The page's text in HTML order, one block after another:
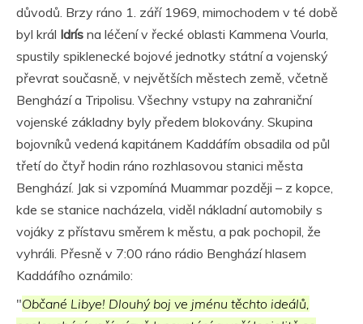
důvodů. Brzy ráno 1. září 1969, mimochodem v té době
byl král Idrís na léčení v řecké oblasti Kammena Vourla,
spustily spiklenecké bojové jednotky státní a vojenský
převrat současně, v největších městech země, včetně
Benghází a Tripolisu. Všechny vstupy na zahraniční
vojenské základny byly předem blokovány. Skupina
bojovníků vedená kapitánem Kaddáfím obsadila od půl
třetí do čtyř hodin ráno rozhlasovou stanici města
Benghází. Jak si vzpomíná Muammar později – z kopce,
kde se stanice nacházela, viděl nákladní automobily s
vojáky z přístavu směrem k městu, a pak pochopil, že
vyhráli. Přesně v 7:00 ráno rádio Benghází hlasem
Kaddáfího oznámilo:
"Občané Libye! Dlouhý boj ve jménu těchto ideálů,